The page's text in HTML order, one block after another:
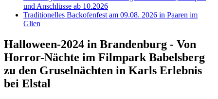
und Anschlüsse ab 10.2026
Traditionelles Backofenfest am 09.08. 2026 in Paaren im
Glien
Halloween-2024 in Brandenburg - Von
Horror-Nächte im Filmpark Babelsberg
zu den Gruselnächten in Karls Erlebnis
bei Elstal